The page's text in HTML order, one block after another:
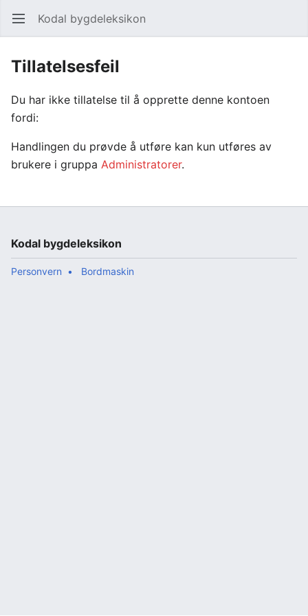
Åpne hovedmenyen Kodal bygdeleksikon
Tillatelsesfeil
Du har ikke tillatelse til å opprette denne kontoen
fordi:
Handlingen du prøvde å utføre kan kun utføres av
brukere i gruppa Administratorer.
Kodal bygdeleksikon
Personvern Bordmaskin